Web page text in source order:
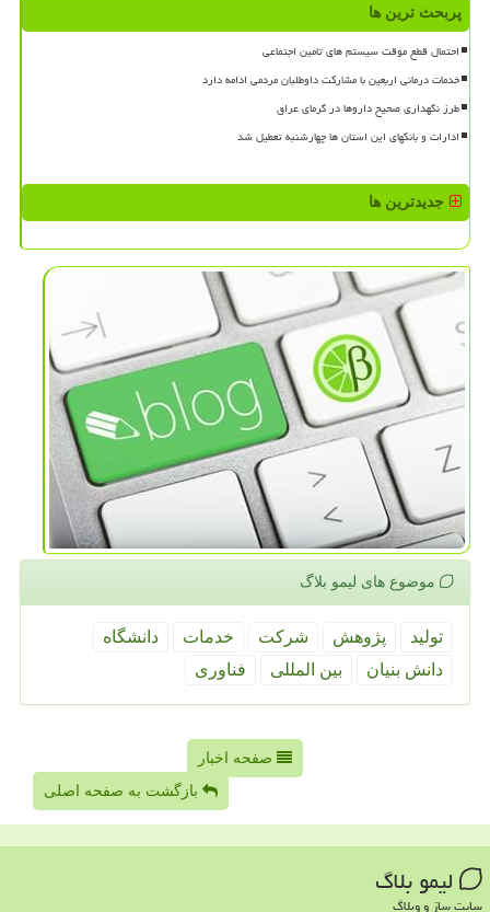
پربحث ترین ها
احتمال قطع موقت سیستم های تامین اجتماعی
خدمات درمانی اربعین با مشارکت داوطلبان مردمی ادامه دارد
طرز نگهداری صحیح داروها در گرمای عراق
ادارات و بانکهای این استان ها چهارشنبه تعطیل شد
جدیدترین ها
موضوع های لیمو بلاگ
تولید پژوهش شركت خدمات
دانشگاه
دانش بنیان
بین المللی فناوری
صفحه اخبار
بازگشت به صفحه اصلی
لیمو بلاگ
سایت ساز و وبلاگ